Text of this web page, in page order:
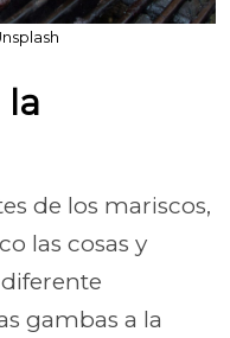
la
de los mariscos,
las cosas y
gambas a la